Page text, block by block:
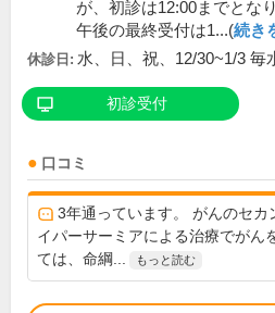
が、初診は12:00までとな
午後の最終受付は1...(続き
休診日: 水、日、祝、12/30~1/3 毎
初診受付
口コミ
3年通っています。 がんのセカ
イパーサーミアによる治療でがん
ては、命綱...
もっと読む